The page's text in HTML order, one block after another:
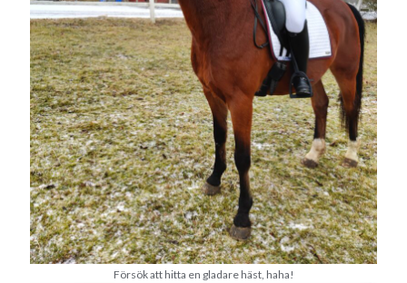
CamillaomVINST!!!
EllenomJOSEF
EllenomSPAM
CamillaomSPAM
februari 2022
M T O T F L
S
1
2 3 4 5
6
7
8 9 10 11 12
13
16 17 18
Försök att hitta en gladare häst, haha!